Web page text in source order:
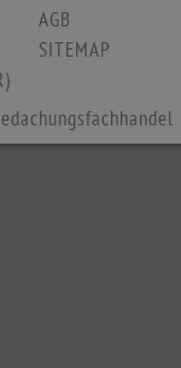
AGB
SITEMAP